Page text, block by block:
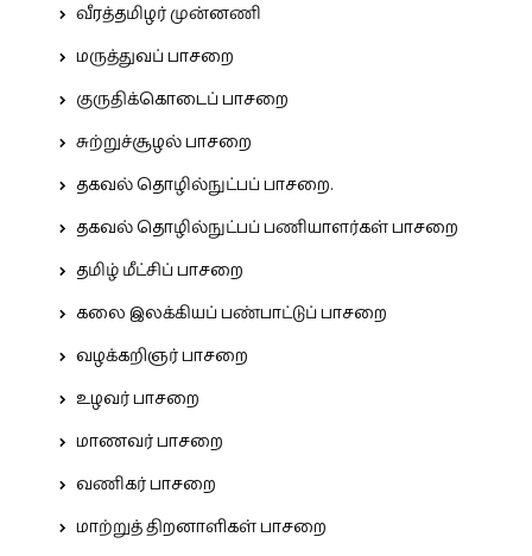
வீரத்தமிழர் முன்னணி
மருத்துவப் பாசறை
குருதிக்கொடைப் பாசறை
சுற்றுச்சூழல் பாசறை
தகவல் தொழில்நுட்பப் பாசறை.
தகவல் தொழில்நுட்பப் பணியாளர்கள் பாசறை
தமிழ் மீட்சிப் பாசறை
கலை இலக்கியப் பண்பாட்டுப் பாசறை
வழக்கறிஞர் பாசறை
உழவர் பாசறை
மாணவர் பாசறை
வணிகர் பாசறை
மாற்றுத் திறனாளிகள் பாசறை